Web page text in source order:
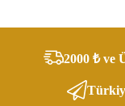
2000 ₺ ve